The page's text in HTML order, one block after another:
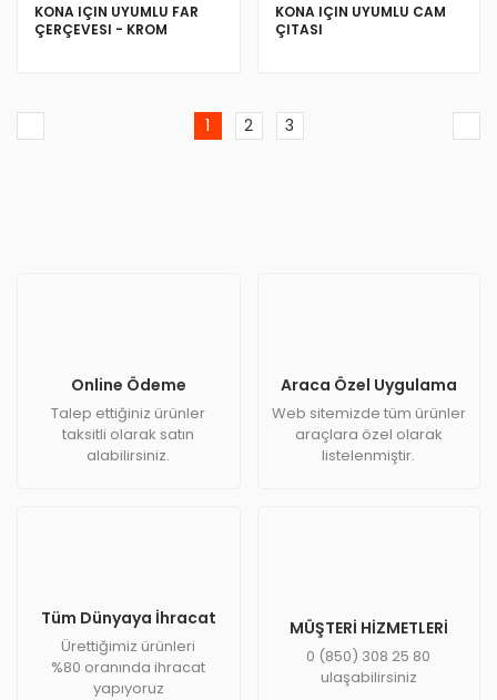
KONA IÇIN UYUMLU FAR
ÇERÇEVESI - KROM
KONA IÇIN UYUMLU CAM
ÇITASI
1 2 3
Online Ödeme
Talep ettiğiniz ürünler
taksitli olarak satın
alabilirsiniz.
Araca Özel Uygulama
Web sitemizde tüm ürünler
araçlara özel olarak
listelenmiştir.
Tüm Dünyaya İhracat
Ürettiğimiz ürünleri
%80 oranında ihracat
yapıyoruz
MÜŞTERİ HİZMETLERİ
0 (850) 308 25 80
ulaşabilirsiniz